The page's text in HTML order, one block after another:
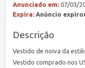
Anunciado em: 07/03/
Expira: Anúncio
Descrição
Vestido de noiva da
Vestido comprado nos